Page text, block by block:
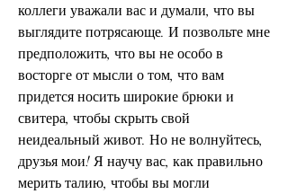
коллеги уважали вас и думали, что вы
выглядите потрясающе. И позвольте мне
предположить, что вы не особо в
восторге от мысли о том, что вам
придется носить широкие брюки и
свитера, чтобы скрыть свой
неидеальный живот. Но не волнуйтесь,
друзья мои! Я научу вас, как правильно
мерить талию, чтобы вы могли